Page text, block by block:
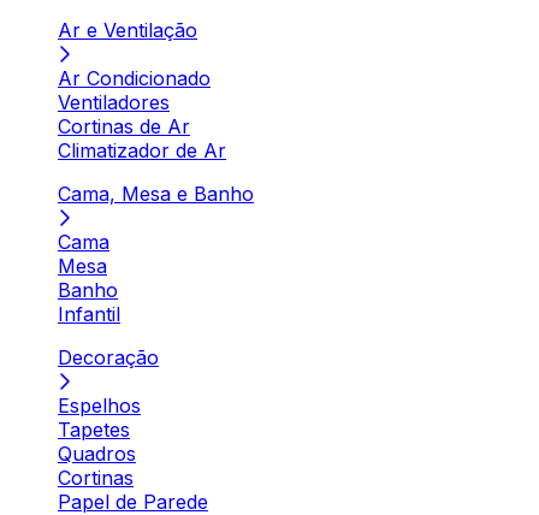
Ar e Ventilação
Ar Condicionado
Ventiladores
Cortinas de Ar
Climatizador de Ar
Cama, Mesa e Banho
Cama
Mesa
Banho
Infantil
Decoração
Espelhos
Tapetes
Quadros
Cortinas
Papel de Parede